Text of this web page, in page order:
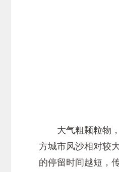
大气粗颗粒物，
方城市风沙相对较
的停留时间越短，